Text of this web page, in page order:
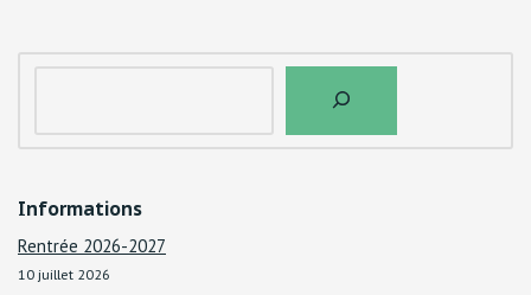
Informations
Rentrée 2026-2027
10 juillet 2026